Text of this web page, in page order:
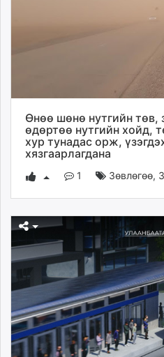
Өнөө шөнө нутгийн төв,
өдөртөө нутгийн хойд,
хур тунадас орж,
хязгаарлагдана
1 Зөвлөгөө,